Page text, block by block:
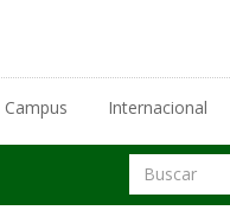
Enlaces
Campus Internacional
Buscar